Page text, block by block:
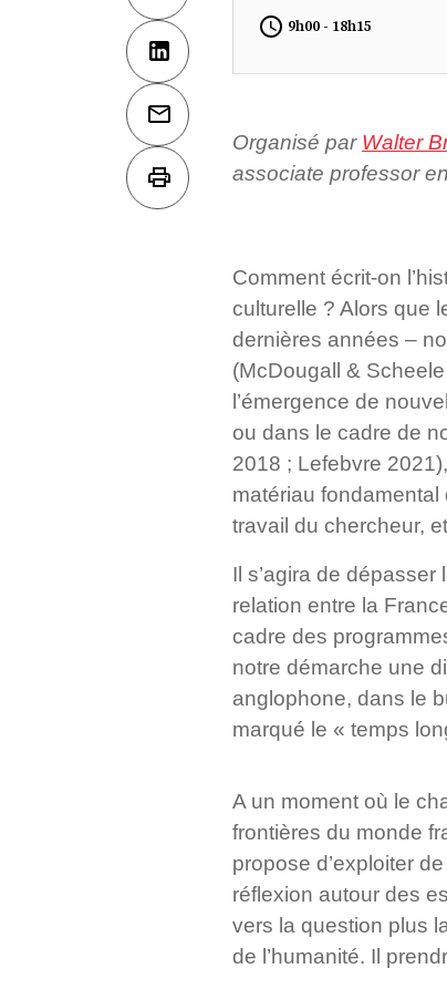
9h00 - 18h15
Organisé par Walter
associate professor
Comment écrit-on
culturelle ? Alors que
dernières années –
(McDougall &
l’émergence de
ou dans le cadre de
2018 ; Lefebvre
matériau
travail du chercheur,
Il s’agira de
relation entre la
cadre des
notre démarche une
anglophone, dans le
marqué le « temps
A un moment où le
frontières du monde
propose d’exploiter
réflexion autour des
vers la question plus
de l’humanité. Il